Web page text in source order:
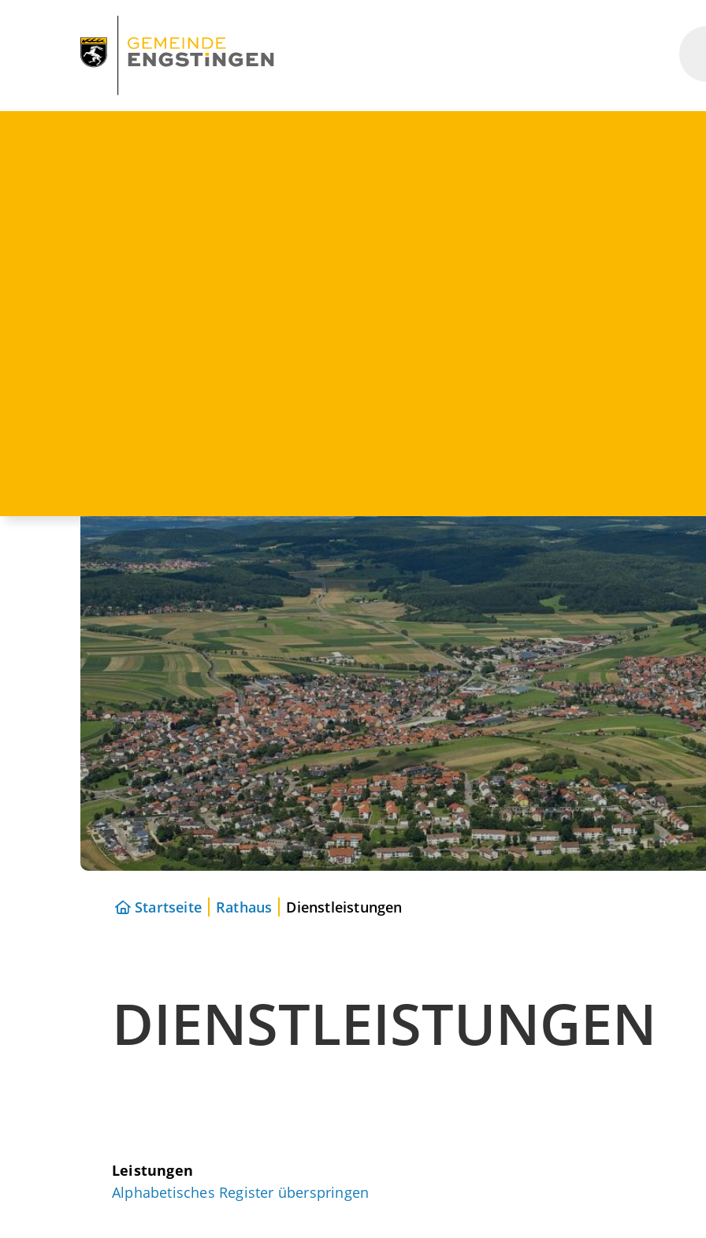
Startseite Rathaus Dienstleistungen
DIENSTLEISTUNGEN
Leistungen
Alphabetisches Register überspringen